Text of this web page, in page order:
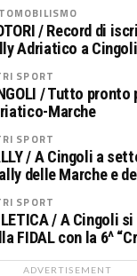
/ Record di
Adriatico a
SPORT
/ Tutto pronto
Marche
SPORT
/ A Cingoli a
delle Marche e
SPORT
/ A Cingoli
FIDAL con la 6^
ADVERTISEMENT